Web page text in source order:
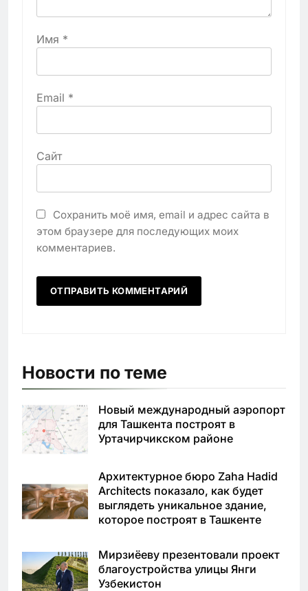
Имя *
Email *
Сайт
Сохранить моё имя, email и адрес сайта в
этом браузере для последующих моих
комментариев.
Новости по теме
Новый международный аэропорт
для Ташкента построят в
Уртачирчикском районе
Архитектурное бюро Zaha Hadid
Architects показало, как будет
выглядеть уникальное здание,
которое построят в Ташкенте
Мирзиёеву презентовали проект
благоустройства улицы Янги
Узбекистон